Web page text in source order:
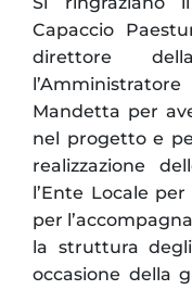
Capaccio
direttore
Mandetta per
nel progetto e
realizzazione
l’Ente Locale
per
la struttura
occasione della